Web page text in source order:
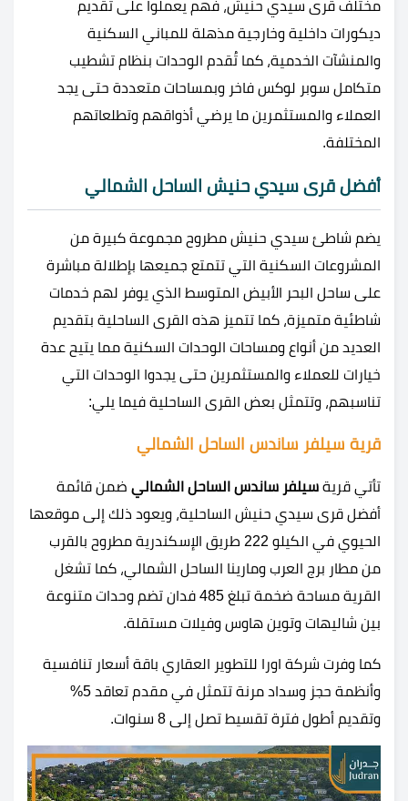
مختلف قرى سيدي حنيش، فهم يعملوا على تقديم
ديكورات داخلية وخارجية مذهلة للمباني السكنية
والمنشآت الخدمية، كما تُقدم الوحدات بنظام تشطيب
متكامل سوبر لوكس فاخر وبمساحات متعددة حتى يجد
العملاء والمستثمرين ما يرضي أذواقهم وتطلعاتهم
المختلفة.
أفضل قرى سيدي حنيش الساحل الشمالي
يضم شاطئ سيدي حنيش مطروح مجموعة كبيرة من
المشروعات السكنية التي تتمتع جميعها بإطلالة مباشرة
على ساحل البحر الأبيض المتوسط الذي يوفر لهم خدمات
شاطئية متميزة، كما تتميز هذه القرى الساحلية بتقديم
العديد من أنواع ومساحات الوحدات السكنية مما يتيح عدة
خيارات للعملاء والمستثمرين حتى يجدوا الوحدات التي
تناسبهم، وتتمثل بعض القرى الساحلية فيما يلي:
قرية سيلفر ساندس الساحل الشمالي
تأتي قرية سيلفر ساندس الساحل الشمالي ضمن قائمة
أفضل قرى سيدي حنيش الساحلية، ويعود ذلك إلى موقعها
الحيوي في الكيلو 222 طريق الإسكندرية مطروح بالقرب
من مطار برج العرب ومارينا الساحل الشمالي، كما تشغل
القرية مساحة ضخمة تبلغ 485 فدان تضم وحدات متنوعة
بين شاليهات وتوين هاوس وفيلات مستقلة.
كما وفرت شركة اورا للتطوير العقاري باقة أسعار تنافسية
وأنظمة حجز وسداد مرنة تتمثل في مقدم تعاقد 5%
وتقديم أطول فترة تقسيط تصل إلى 8 سنوات.